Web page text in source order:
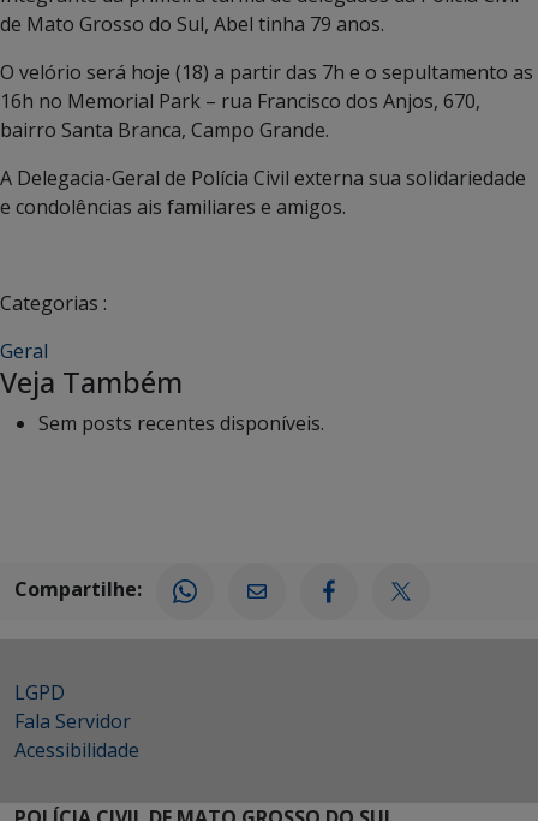
de Mato Grosso do Sul, Abel tinha 79 anos.
O velório será hoje (18) a partir das 7h e o sepultamento as
16h no Memorial Park – rua Francisco dos Anjos, 670,
bairro Santa Branca, Campo Grande.
A Delegacia-Geral de Polícia Civil externa sua solidariedade
e condolências ais familiares e amigos.
Categorias :
Geral
Veja Também
Sem posts recentes disponíveis.
Compartilhe:
LGPD
Fala Servidor
Acessibilidade